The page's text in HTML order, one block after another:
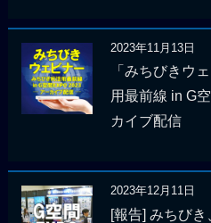
2023年11月13日
「みちびきウ
用最前線 in G
カイブ配信
2023年12月11日
[報告] みちび